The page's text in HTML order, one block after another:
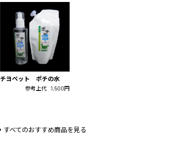
チヨペット ポチの水
参考上代 1,500円
すべてのおすすめ商品を見る